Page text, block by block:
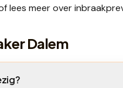
lees meer over
Dalem